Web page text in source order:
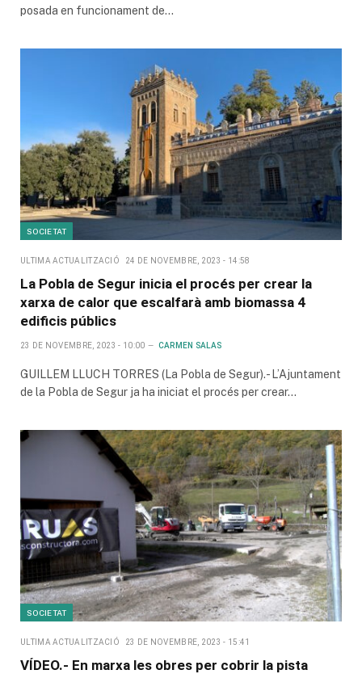
posada en funcionament de…
SOCIETAT
ULTIMA ACTUALITZACIÓ 24 DE NOVEMBRE, 2023 - 14:58
La Pobla de Segur inicia el procés per crear la
xarxa de calor que escalfarà amb biomassa 4
edificis públics
23 DE NOVEMBRE, 2023 - 10:00 CARMEN SALAS
GUILLEM LLUCH TORRES (La Pobla de Segur).- L’Ajuntament
de la Pobla de Segur ja ha iniciat el procés per crear…
SOCIETAT
ULTIMA ACTUALITZACIÓ 23 DE NOVEMBRE, 2023 - 15:41
VÍDEO.- En marxa les obres per cobrir la pista